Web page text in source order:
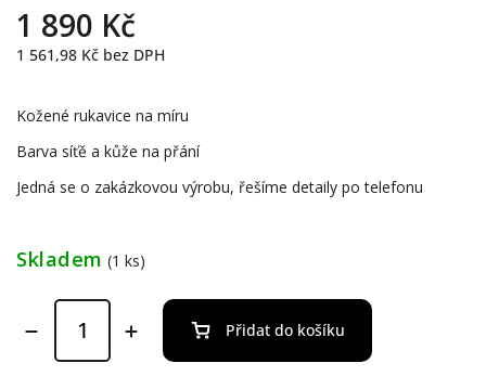
1 890 Kč
1 561,98 Kč bez DPH
Kožené rukavice na míru
Barva síťě a kůže na přání
Jedná se o zakázkovou výrobu, řešíme detaily po telefonu
Skladem (1 ks)
Přidat do košíku